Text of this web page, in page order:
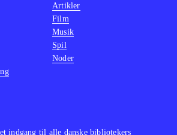
indgang til alle danske bibliotekers
Artikler
Film
Musik
Spil
Noder